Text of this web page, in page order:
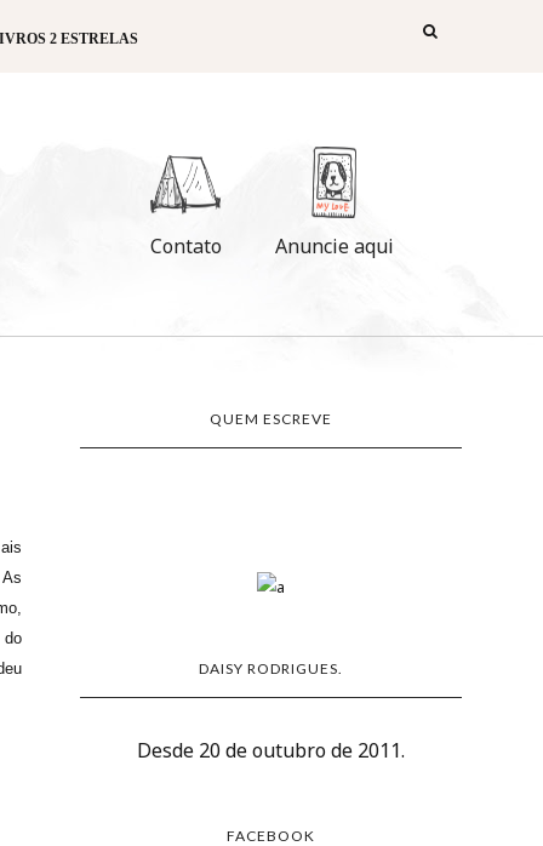
2 ESTRELAS
Contato Anuncie aqui
do
QUEM ESCREVE
DAISY RODRIGUES.
Desde 20 de outubro de 2011.
FACEBOOK